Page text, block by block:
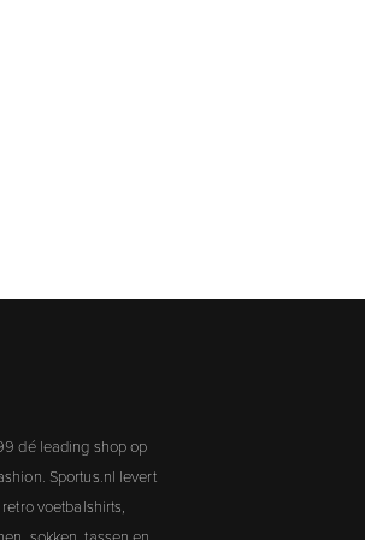
dé leading shop op
Sportus.nl levert
voetbalshirts,